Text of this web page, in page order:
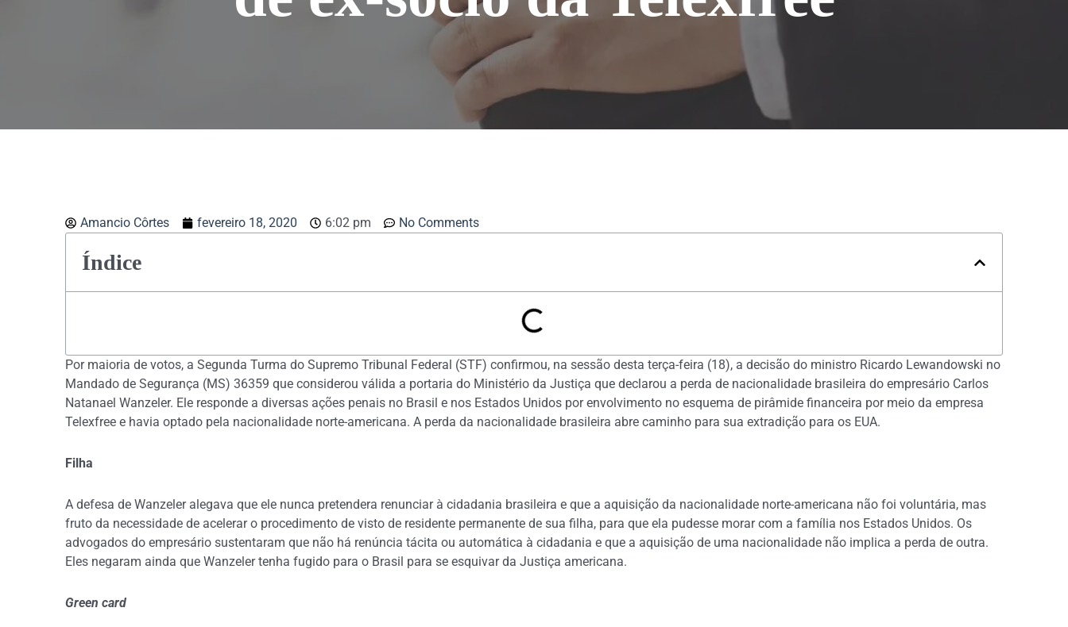
Amancio Côrtes fevereiro 18, 2020 6:02 pm No Comments
Índice
Por maioria de votos, a Segunda Turma do Supremo Tribunal Federal (STF) confirmou, na sessão desta terça-feira (18), a decisão do ministro Ricardo Lewandowski no
Mandado de Segurança (MS) 36359 que considerou válida a portaria do Ministério da Justiça que declarou a perda de nacionalidade brasileira do empresário Carlos
Natanael Wanzeler. Ele responde a diversas ações penais no Brasil e nos Estados Unidos por envolvimento no esquema de pirâmide financeira por meio da empresa
Telexfree e havia optado pela nacionalidade norte-americana. A perda da nacionalidade brasileira abre caminho para sua extradição para os EUA.
Filha
A defesa de Wanzeler alegava que ele nunca pretendera renunciar à cidadania brasileira e que a aquisição da nacionalidade norte-americana não foi voluntária, mas
fruto da necessidade de acelerar o procedimento de visto de residente permanente de sua filha, para que ela pudesse morar com a família nos Estados Unidos. Os
advogados do empresário sustentaram que não há renúncia tácita ou automática à cidadania e que a aquisição de uma nacionalidade não implica a perda de outra.
Eles negaram ainda que Wanzeler tenha fugido para o Brasil para se esquivar da Justiça americana.
Green card